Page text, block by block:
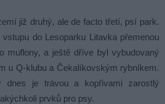
již druhý, ale de facto třetí, psí park.
do Lesoparku Litavka přemenou
muflony, a ještě dříve byl vybudovaný
u Q-klubu a Čekalíkovským rybníkem.
dnes je trávou a kopřivami zarostlý
prvků pro psy.